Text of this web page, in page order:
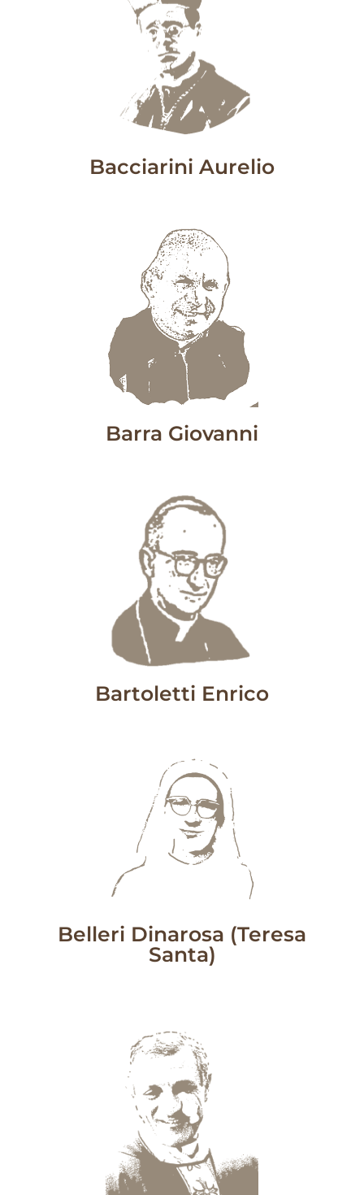
Bacciarini Aurelio
Barra Giovanni
Bartoletti Enrico
Belleri Dinarosa (Teresa
Santa)